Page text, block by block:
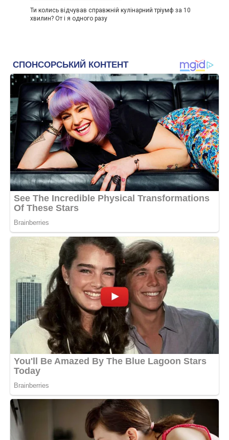
Ти колись відчував справжній кулінарний тріумф за 10
хвилин? От і я одного разу